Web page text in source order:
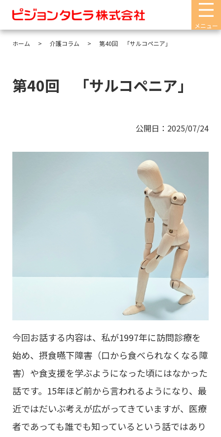
メニュー
ホーム 介護コラム 第40回 「サルコペニア」
第40回 「サルコペニア」
公開日：2025/07/24
今回お話する内容は、私が1997年に訪問診療を
始め、摂食嚥下障害（口から食べられなくなる障
害）や食支援を学ぶようになった頃にはなかった
話です。15年ほど前から言われるようになり、最
近ではだいぶ考えが広がってきていますが、医療
者であっても誰でも知っているという話ではあり